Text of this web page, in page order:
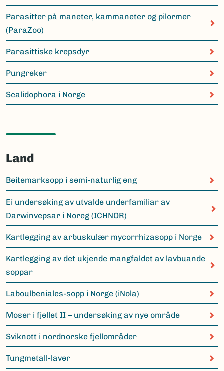
Parasitter på maneter, kammaneter og pilormer
(ParaZoo)
Parasittiske krepsdyr
Pungreker
Scalidophora i Norge
Land
Beitemarksopp i semi-naturlig eng
Ei undersøking av utvalde underfamiliar av
Darwinvepsar i Noreg (ICHNOR)
Kartlegging av arbuskulær mycorrhizasopp i Norge
Kartlegging av det ukjende mangfaldet av lavbuande
soppar
Laboulbeniales-sopp i Norge (iNola)
Moser i fjellet II – undersøking av nye område
Sviknott i nordnorske fjellområder
Tungmetall-laver